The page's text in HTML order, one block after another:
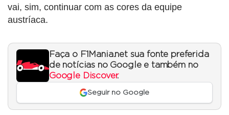
vai, sim, continuar com as cores da equipe
austríaca.
Faça o F1Mania.net sua fonte preferida
de notícias no Google e também no
Google Discover.
Seguir no Google